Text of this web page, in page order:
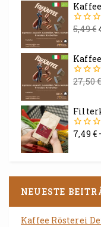
0
5,49€
0
27,50€
0
7,49 €
NEUESTE
Kaffee Rösterei